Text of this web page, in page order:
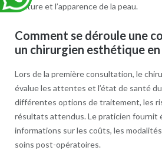
texture et l’apparence de la peau.
Comment se déroule une
un chirurgien esthétique en
Lors de la première consultation, le
évalue les attentes et l’état de santé
différentes options de traitement, les
résultats attendus. Le praticien fournit
informations sur les coûts, les
soins post-opératoires.